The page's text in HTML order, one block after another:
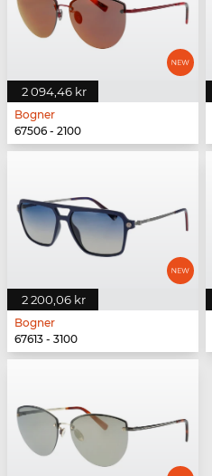
2 094,46 kr
Bogner
67506 - 2100
2 200,06 kr
Bogner
67613 - 3100